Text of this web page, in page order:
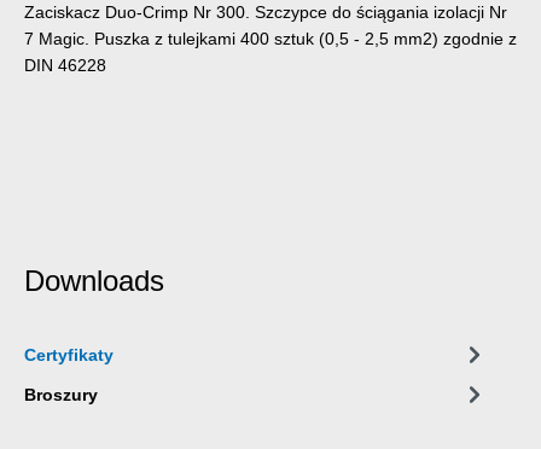
Zaciskacz Duo-Crimp Nr 300. Szczypce do ściągania izolacji Nr
7 Magic. Puszka z tulejkami 400 sztuk (0,5 - 2,5 mm2) zgodnie z
DIN 46228
Downloads
Certyfikaty
Broszury